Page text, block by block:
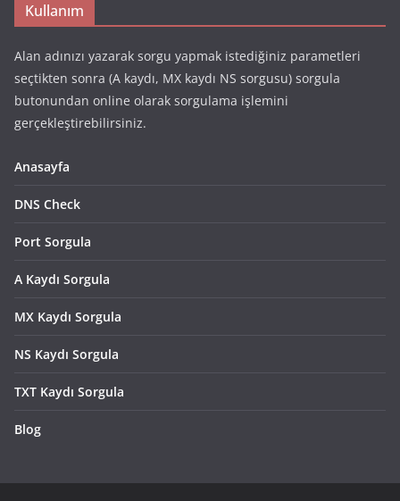
Kullanım
Alan adınızı yazarak sorgu yapmak istediğiniz parametleri
seçtikten sonra (A kaydı, MX kaydı NS sorgusu) sorgula
butonundan online olarak sorgulama işlemini
gerçekleştirebilirsiniz.
Anasayfa
DNS Check
Port Sorgula
A Kaydı Sorgula
MX Kaydı Sorgula
NS Kaydı Sorgula
TXT Kaydı Sorgula
Blog